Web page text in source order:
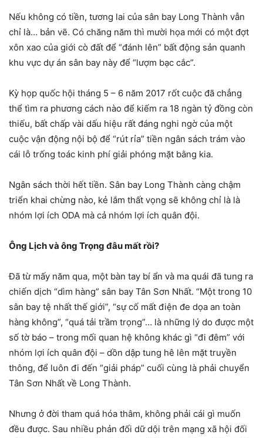
Nếu không có tiền, tương lai của sân bay Long Thành vẫn
chỉ là… bản vẽ. Có chăng năm thì mười họa mới có một đợt
xôn xao của giới cò đất để “đánh lên” bất động sản quanh
khu vực dự án sân bay này để “lượm bạc cắc”.
Kỳ họp quốc hội tháng 5 – 6 năm 2017 rốt cuộc đã chẳng
thể tìm ra phương cách nào để kiếm ra 18 ngàn tỷ đồng còn
thiếu, bất chấp vài dấu hiệu rất đáng nghi ngờ của một
cuộc vận động nội bộ để “rút rỉa” tiền ngân sách trám vào
cái lỗ trống toác kinh phí giải phóng mặt bằng kia.
Ngân sách thời hết tiền. Sân bay Long Thành càng chậm
triển khai chừng nào, kẻ lắm thất vọng sẽ không chỉ là là
nhóm lợi ích ODA mà cả nhóm lợi ích quân đội.
Ông Lịch và ông Trọng đâu mất rồi?
Đã từ mấy năm qua, một bàn tay bí ẩn và ma quái đã tung ra
chiến dịch “dìm hàng” sân bay Tân Sơn Nhất. “Một trong 10
sân bay tệ nhất thế giới”, “sự cố mất điện đe dọa an toàn
hàng không”, “quá tải trầm trọng”… là những lý do được một
số tờ báo – trong mối quan hệ không khác gì “đi đêm” với
nhóm lợi ích quân đội – dồn dập tung hê lên mặt truyền
thông, để luôn đi đến “giải pháp” cuối cùng là phải chuyển
Tân Sơn Nhất về Long Thành.
Nhưng ở đời tham quá hóa thâm, không phải cái gì muốn
đều được. Sau nhiều phản đối dữ dội trên mạng xã hội đối